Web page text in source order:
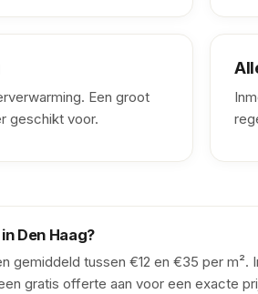
Een groot
geschikt voor.
Den Haag?
gemiddeld tussen €12 en €35 per
gratis offerte aan voor een exacte